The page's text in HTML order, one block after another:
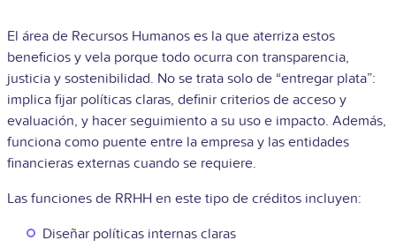
El área de Recursos Humanos es la que aterriza estos
beneficios y vela porque todo ocurra con transparencia,
justicia y sostenibilidad. No se trata solo de “entregar plata”:
implica fijar políticas claras, definir criterios de acceso y
evaluación, y hacer seguimiento a su uso e impacto. Además,
funciona como puente entre la empresa y las entidades
financieras externas cuando se requiere.
Las funciones de RRHH en este tipo de créditos incluyen:
Diseñar políticas internas claras